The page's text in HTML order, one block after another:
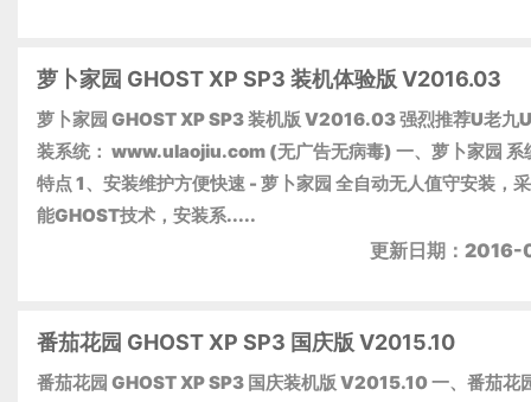
萝卜家园 GHOST XP SP3 装机体验版 V2016.03
萝卜家园 GHOST XP SP3 装机版 V2016.03 强烈推荐U老九
装系统： www.ulaojiu.com (无广告无病毒) 一、萝卜家园 系
特点 1、安装维护方便快速 - 萝卜家园 全自动无人值守安装，
能GHOST技术，安装系.....
更新日期：
番茄花园 GHOST XP SP3 国庆版 V2015.10
番茄花园 GHOST XP SP3 国庆装机版 V2015.10 一、番茄花